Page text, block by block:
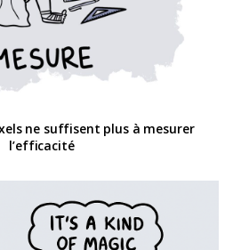
ne suffisent plus à mesurer
l’efficacité